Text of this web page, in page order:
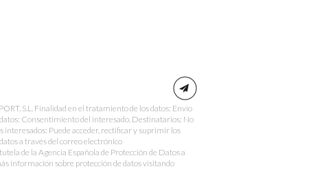
S.L. Finalidad en el tratamiento de los datos: Envío
Consentimiento del interesado. Destinatarios: No
interesados: Puede acceder, rectificar y suprimir los
a través del correo electrónico
de la Agencia Española de Protección de Datos a
información sobre protección de datos visitando